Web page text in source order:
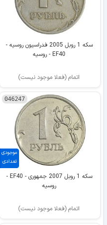
سکه 1 روبل 2005 فدراسیون روسیه -
EF40 - روسیه
اتمام (فعلا موجود نیست)
موجودی
تعدادی
046247
سکه 1 روبل 2007 جمهوری - EF40 -
روسیه
اتمام (فعلا موجود نیست)